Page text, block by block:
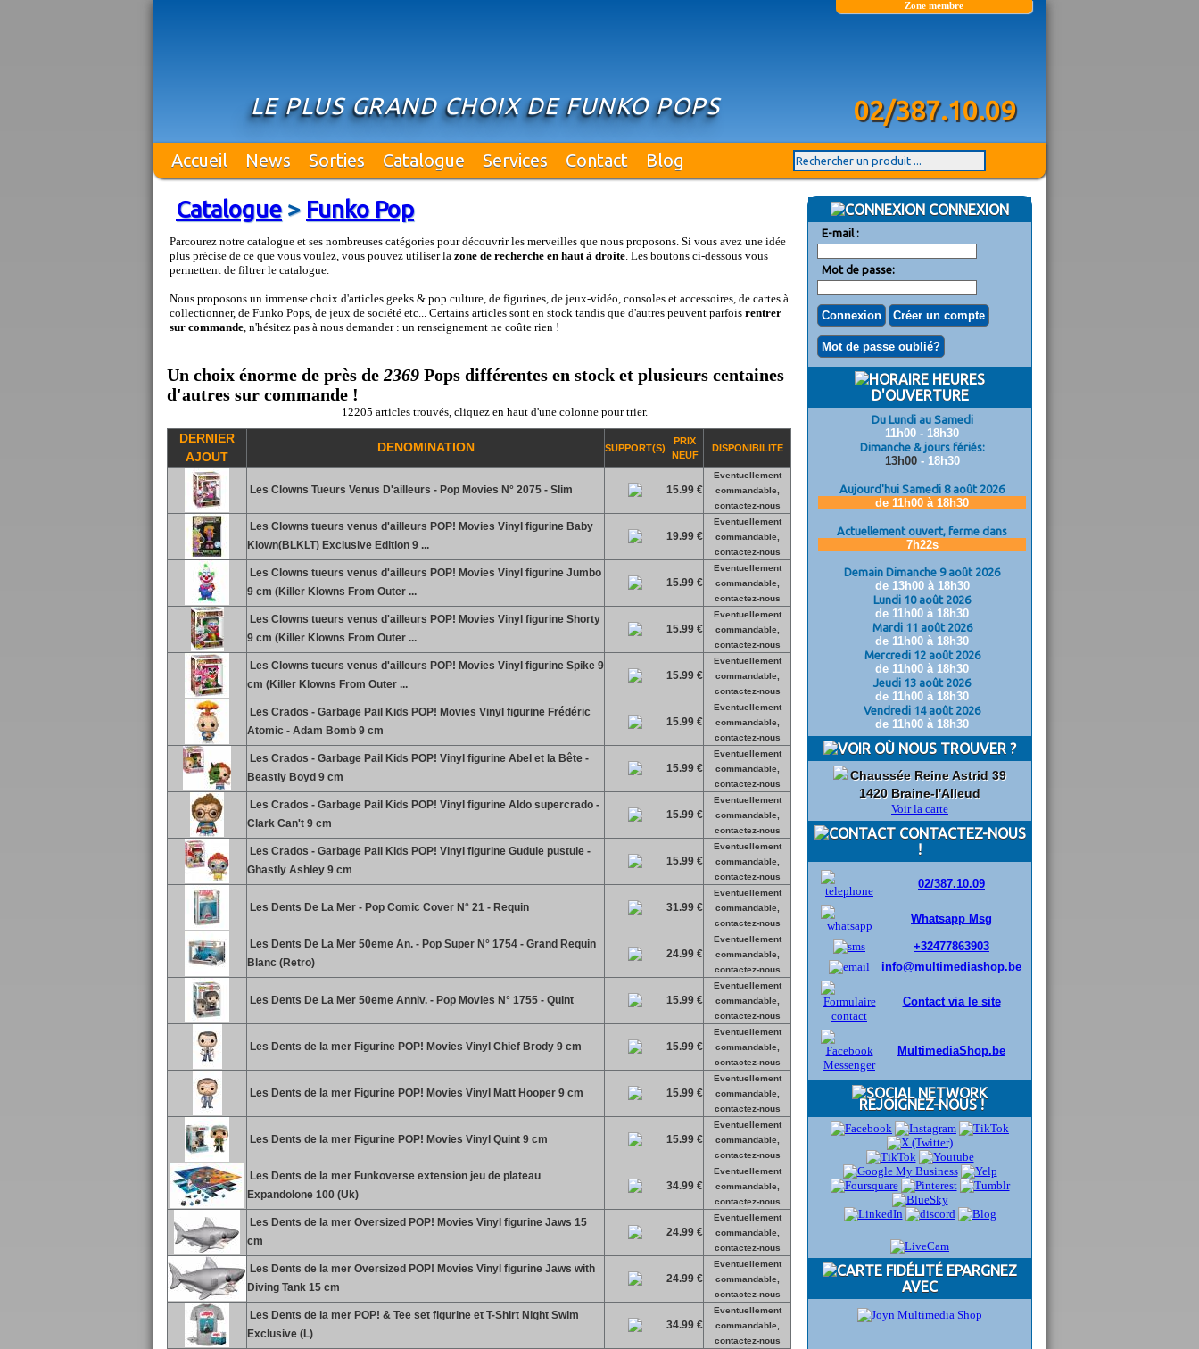
LE PLUS GRAND CHOIX DE FUNKO POPS
Zone membre
02/387.10.09
Accueil News Sorties Catalogue Services Contact Blog
Catalogue> Funko Pop
Parcourez notre catalogue et ses nombreuses catégories pour découvrir les merveilles que nous proposons. Si vous avez une idée
plus précise de ce que vous voulez, vous pouvez utiliser la zone de recherche en haut à droite. Les boutons ci-dessous vous
permettent de filtrer le catalogue.
Nous proposons un immense choix d'articles geeks & pop culture, de figurines, de jeux-vidéo, consoles et accessoires, de cartes à
collectionner, de Funko Pops, de jeux de société etc... Certains articles sont en stock tandis que d'autres peuvent parfois rentrer
sur commande, n'hésitez pas à nous demander : un renseignement ne coûte rien !
Un choix énorme de près de 2369 Pops différentes en stock et plusieurs centaines
d'autres sur commande !
12205 articles trouvés, cliquez en haut d'une colonne pour trier.
DERNIER
AJOUT
DENOMINATION SUPPORT(S)
PRIX
NEUF
DISPONIBILITE
Les Clowns Tueurs Venus D'ailleurs - Pop Movies N° 2075 - Slim 15.99 €
Eventuellement
commandable,
contactez-nous
Les Clowns tueurs venus d'ailleurs POP! Movies Vinyl figurine Baby
Klown(BLKLT) Exclusive Edition 9 ...
19.99 €
Eventuellement
commandable,
contactez-nous
Les Clowns tueurs venus d'ailleurs POP! Movies Vinyl figurine Jumbo
9 cm (Killer Klowns From Outer ...
15.99 €
Eventuellement
commandable,
contactez-nous
Les Clowns tueurs venus d'ailleurs POP! Movies Vinyl figurine Shorty
9 cm (Killer Klowns From Outer ...
15.99 €
Eventuellement
commandable,
contactez-nous
Les Clowns tueurs venus d'ailleurs POP! Movies Vinyl figurine Spike 9
cm (Killer Klowns From Outer ...
15.99 €
Eventuellement
commandable,
contactez-nous
Les Crados - Garbage Pail Kids POP! Movies Vinyl figurine Frédéric
Atomic - Adam Bomb 9 cm
15.99 €
Eventuellement
commandable,
contactez-nous
Les Crados - Garbage Pail Kids POP! Vinyl figurine Abel et la Bête -
Beastly Boyd 9 cm
15.99 €
Eventuellement
commandable,
contactez-nous
Les Crados - Garbage Pail Kids POP! Vinyl figurine Aldo supercrado -
Clark Can't 9 cm
15.99 €
Eventuellement
commandable,
contactez-nous
Les Crados - Garbage Pail Kids POP! Vinyl figurine Gudule pustule -
Ghastly Ashley 9 cm
15.99 €
Eventuellement
commandable,
contactez-nous
Les Dents De La Mer - Pop Comic Cover N° 21 - Requin 31.99 €
Eventuellement
commandable,
contactez-nous
Les Dents De La Mer 50eme An. - Pop Super N° 1754 - Grand Requin
Blanc (Retro)
24.99 €
Eventuellement
commandable,
contactez-nous
Les Dents De La Mer 50eme Anniv. - Pop Movies N° 1755 - Quint 15.99 €
Eventuellement
commandable,
contactez-nous
Les Dents de la mer Figurine POP! Movies Vinyl Chief Brody 9 cm 15.99 €
Eventuellement
commandable,
contactez-nous
Les Dents de la mer Figurine POP! Movies Vinyl Matt Hooper 9 cm 15.99 €
Eventuellement
commandable,
contactez-nous
Les Dents de la mer Figurine POP! Movies Vinyl Quint 9 cm 15.99 €
Eventuellement
commandable,
contactez-nous
Les Dents de la mer Funkoverse extension jeu de plateau
Expandolone 100 (Uk)
34.99 €
Eventuellement
commandable,
contactez-nous
Les Dents de la mer Oversized POP! Movies Vinyl figurine Jaws 15
cm
24.99 €
Eventuellement
commandable,
contactez-nous
Les Dents de la mer Oversized POP! Movies Vinyl figurine Jaws with
Diving Tank 15 cm
24.99 €
Eventuellement
commandable,
contactez-nous
Les Dents de la mer POP! & Tee set figurine et T-Shirt Night Swim
Exclusive (L)
34.99 €
Eventuellement
commandable,
contactez-nous
CONNEXION
E-mail :
Mot de passe:
HEURES
D'OUVERTURE
Du Lundi au Samedi
11h00 - 18h30
Dimanche & jours fériés:
13h00- 18h30
Aujourd'hui Samedi 8 août 2026
de 11h00 à 18h30
Actuellement ouvert, ferme dans
7h21s
Demain Dimanche 9 août 2026
de 13h00 à 18h30
Lundi 10 août 2026
de 11h00 à 18h30
Mardi 11 août 2026
de 11h00 à 18h30
Mercredi 12 août 2026
de 11h00 à 18h30
Jeudi 13 août 2026
de 11h00 à 18h30
Vendredi 14 août 2026
de 11h00 à 18h30
OÙ NOUS TROUVER ?
Chaussée Reine Astrid 39
1420 Braine-l'Alleud
Voir la carte
CONTACTEZ-NOUS
!
02/387.10.09
Whatsapp Msg
+32477863903
info@multimediashop.be
Contact via le site
MultimediaShop.be
REJOIGNEZ-NOUS !
EPARGNEZ
AVEC